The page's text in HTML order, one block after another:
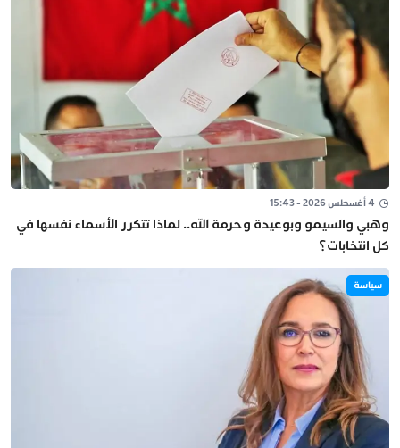
4 أغسطس 2026 - 15:43
وهبي والسيمو وبوعيدة وحرمة الله.. لماذا تتكرر الأسماء نفسها في
كل انتخابات؟
سياسة